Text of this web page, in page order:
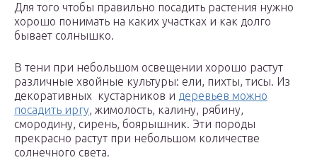
Для того чтобы правильно посадить растения нужно
хорошо понимать на каких участках и как долго
бывает солнышко.
В тени при небольшом освещении хорошо растут
различные хвойные культуры: ели, пихты, тисы. Из
декоративных кустарников и деревьев можно
посадить иргу, жимолость, калину, рябину,
смородину, сирень, боярышник. Эти породы
прекрасно растут при небольшом количестве
солнечного света.